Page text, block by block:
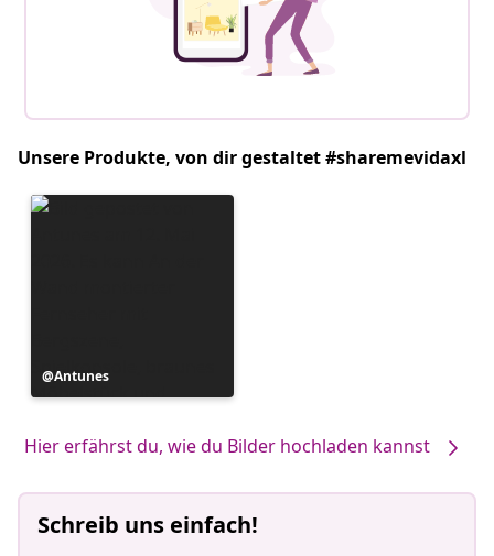
Unsere Produkte, von dir gestaltet #sharemevidaxl
Beitrag
veröffentlicht
Antunes
Hier erfährst du, wie du Bilder hochladen kannst
Schreib uns einfach!